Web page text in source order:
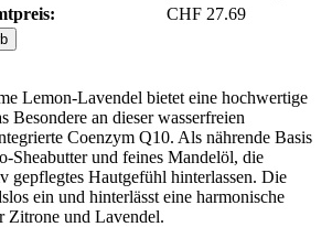
CHF 27.69
Lemon-Lavendel bietet eine hochwertige
Besondere an dieser wasserfreien
Coenzym Q10. Als nährende Basis
Sheabutter und feines Mandelöl, die
gepflegtes Hautgefühl hinterlassen. Die
ein und hinterlässt eine harmonische
Zitrone und Lavendel.